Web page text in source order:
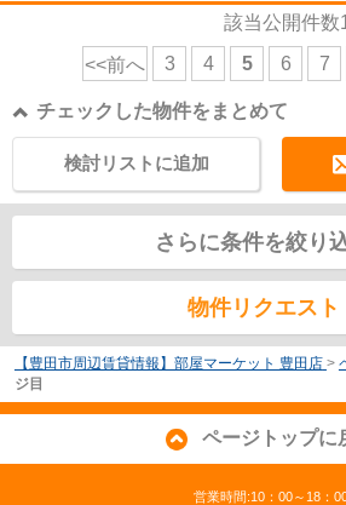
該当公開件数
<<前へ 3 4 5 6 7
チェックした物件をまとめて
検討リストに追加
さらに条件を絞り
物件リクエスト
【豊田市周辺賃貸情報】部屋マーケット 豊田店 >
ジ目
ページトップに
営業時間:10：00～18：